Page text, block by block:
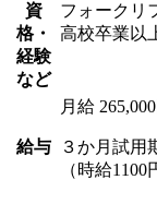
資
格・
経験
など
フォークリ
高校卒業以
給与
月給
３か月試用
（時給